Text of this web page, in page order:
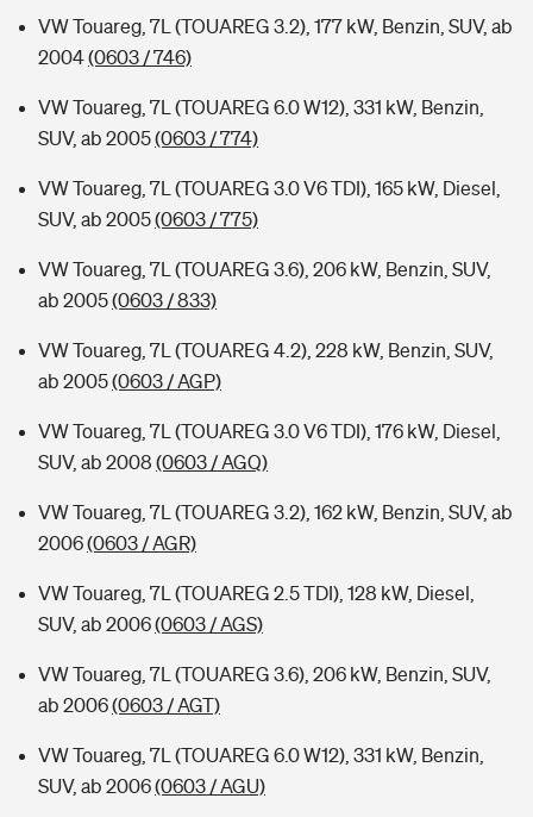
VW Touareg, 7L (TOUAREG 3.2), 177 kW, Benzin, SUV, ab
2004(0603 / 746)
VW Touareg, 7L (TOUAREG 6.0 W12), 331 kW, Benzin,
SUV, ab 2005(0603 / 774)
VW Touareg, 7L (TOUAREG 3.0 V6 TDI), 165 kW, Diesel,
SUV, ab 2005(0603 / 775)
VW Touareg, 7L (TOUAREG 3.6), 206 kW, Benzin, SUV,
ab 2005(0603 / 833)
VW Touareg, 7L (TOUAREG 4.2), 228 kW, Benzin, SUV,
ab 2005(0603 / AGP)
VW Touareg, 7L (TOUAREG 3.0 V6 TDI), 176 kW, Diesel,
SUV, ab 2008 (0603 / AGQ)
VW Touareg, 7L (TOUAREG 3.2), 162 kW, Benzin, SUV, ab
2006(0603 / AGR)
VW Touareg, 7L (TOUAREG 2.5 TDI), 128 kW, Diesel,
SUV, ab 2006(0603 / AGS)
VW Touareg, 7L (TOUAREG 3.6), 206 kW, Benzin, SUV,
ab 2006(0603 / AGT)
VW Touareg, 7L (TOUAREG 6.0 W12), 331 kW, Benzin,
SUV, ab 2006(0603 / AGU)